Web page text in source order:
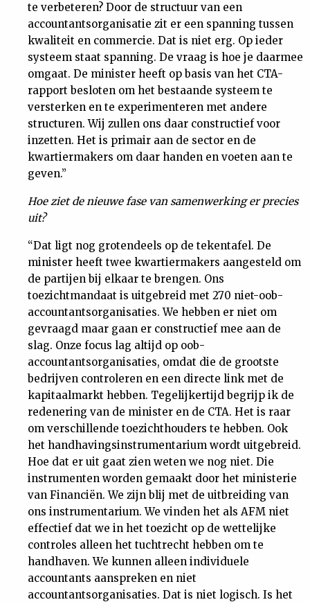
te verbeteren? Door de structuur van een
accountantsorganisatie zit er een spanning tussen
kwaliteit en commercie. Dat is niet erg. Op ieder
systeem staat spanning. De vraag is hoe je daarmee
omgaat. De minister heeft op basis van het CTA-
rapport besloten om het bestaande systeem te
versterken en te experimenteren met andere
structuren. Wij zullen ons daar constructief voor
inzetten. Het is primair aan de sector en de
kwartiermakers om daar handen en voeten aan te
geven.”
Hoe ziet de nieuwe fase van samenwerking er precies
uit?
“Dat ligt nog grotendeels op de tekentafel. De
minister heeft twee kwartiermakers aangesteld om
de partijen bij elkaar te brengen. Ons
toezichtmandaat is uitgebreid met 270 niet-oob-
accountantsorganisaties. We hebben er niet om
gevraagd maar gaan er constructief mee aan de
slag. Onze focus lag altijd op oob-
accountantsorganisaties, omdat die de grootste
bedrijven controleren en een directe link met de
kapitaalmarkt hebben. Tegelijkertijd begrijp ik de
redenering van de minister en de CTA. Het is raar
om verschillende toezichthouders te hebben. Ook
het handhavingsinstrumentarium wordt uitgebreid.
Hoe dat er uit gaat zien weten we nog niet. Die
instrumenten worden gemaakt door het ministerie
van Financiën. We zijn blij met de uitbreiding van
ons instrumentarium. We vinden het als AFM niet
effectief dat we in het toezicht op de wettelijke
controles alleen het tuchtrecht hebben om te
handhaven. We kunnen alleen individuele
accountants aanspreken en niet
accountantsorganisaties. Dat is niet logisch. Is het